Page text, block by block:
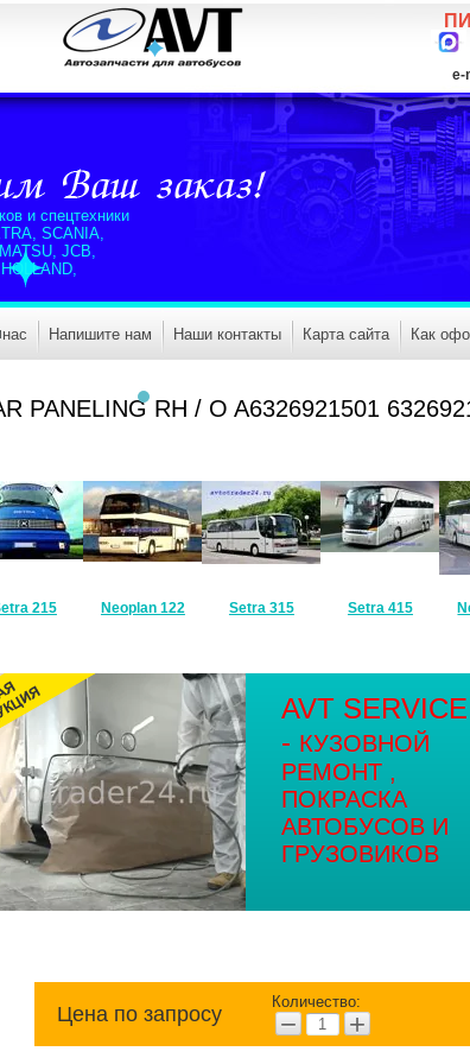
и спецтехники
SCANIA,
JCB,
e-
Напишите нам Наши контакты Карта сайта Как
PANELING RH / O A6326921501
215 Neoplan 122 Setra 315 Setra 415
AVT SERVICE
- КУЗОВНОЙ
РЕМОНТ ,
ПОКРАСКА
АВТОБУСОВ И
ГРУЗОВИКОВ
Цена по запросу Количество:
− +